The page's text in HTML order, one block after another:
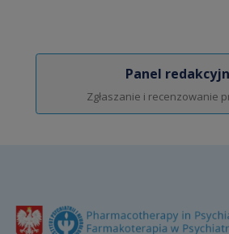
Panel
Zgłaszanie i recenzowanie